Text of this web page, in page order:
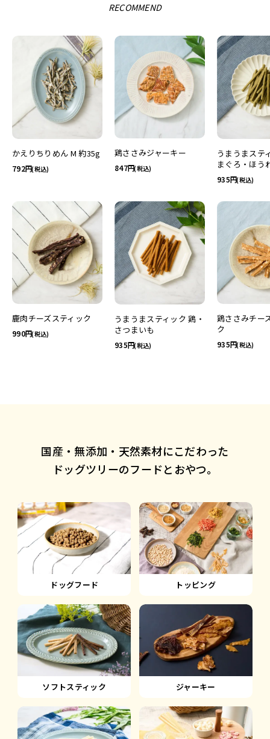
RECOMMEND
かえりちりめん M 約35g
792 (税込)
鶏ささみジャーキー
847 (税込)
うまうまステ
まぐろ・ほう
935 (税込)
鹿肉チーズスティック
990 (税込)
うまうまスティック 鶏・
さつまいも
935 (税込)
鶏ささみチー
ク
935 (税込)
国産・無添加・天然素材にこだわった
ドッグツリーのフードとおやつ。
ドッグフード トッピング
ソフトスティック ジャーキー